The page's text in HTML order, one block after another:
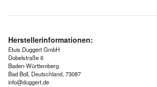
Herstellerinformationen:
Etuis Duggert GmbH
Dobelstraße 6
Baden-Württemberg
Bad Boll, Deutschland, 73087
info@duggert.de